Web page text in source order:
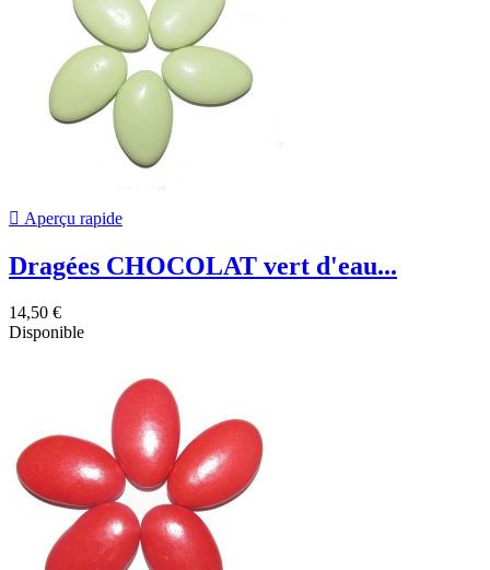
 Aperçu rapide
Dragées CHOCOLAT vert d'eau...
14,50 €
Disponible